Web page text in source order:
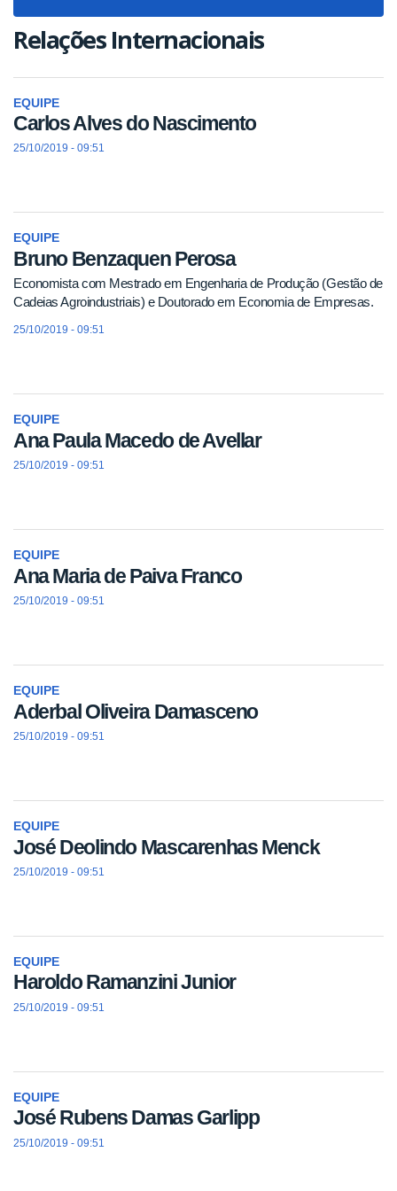
Relações Internacionais
EQUIPE
Carlos Alves do Nascimento
25/10/2019 - 09:51
EQUIPE
Bruno Benzaquen Perosa
Economista com Mestrado em Engenharia de Produção (Gestão de
Cadeias Agroindustriais) e Doutorado em Economia de Empresas.
25/10/2019 - 09:51
EQUIPE
Ana Paula Macedo de Avellar
25/10/2019 - 09:51
EQUIPE
Ana Maria de Paiva Franco
25/10/2019 - 09:51
EQUIPE
Aderbal Oliveira Damasceno
25/10/2019 - 09:51
EQUIPE
José Deolindo Mascarenhas Menck
25/10/2019 - 09:51
EQUIPE
Haroldo Ramanzini Junior
25/10/2019 - 09:51
EQUIPE
José Rubens Damas Garlipp
25/10/2019 - 09:51